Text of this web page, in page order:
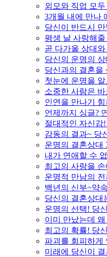
외모와 직업 모
3개월 내에 만나
당신이 반드시
평생 날 사랑해
곧 다가올 상대
당신의 운명의
당신과의 결혼을
첫눈에 운명을
소중한 사람은
인연을 만나기
언제까지 싱글?
절대적인 자신감
감동의 결과~ 당
운명의 결혼상대
내가 연애할 수
최고의 사랑을
운명적 만남의
백년의 신부~약
당신의 결혼상대
운명의 선택! 당
이미 만났는데
최고의 확률! 당
파괴를 회피하게
미래에 당신이